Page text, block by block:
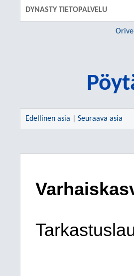
DYNASTY TIETOPALVELU
Edellinen asia Seuraava asia